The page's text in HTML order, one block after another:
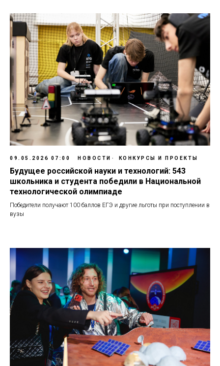
09.05.2026 07:00 НОВОСТИ КОНКУРСЫ И ПРОЕКТЫ
Будущее российской науки и технологий: 543
школьника и студента победили в Национальной
технологической олимпиаде
Победители получают 100 баллов ЕГЭ и другие льготы при поступлении в
вузы